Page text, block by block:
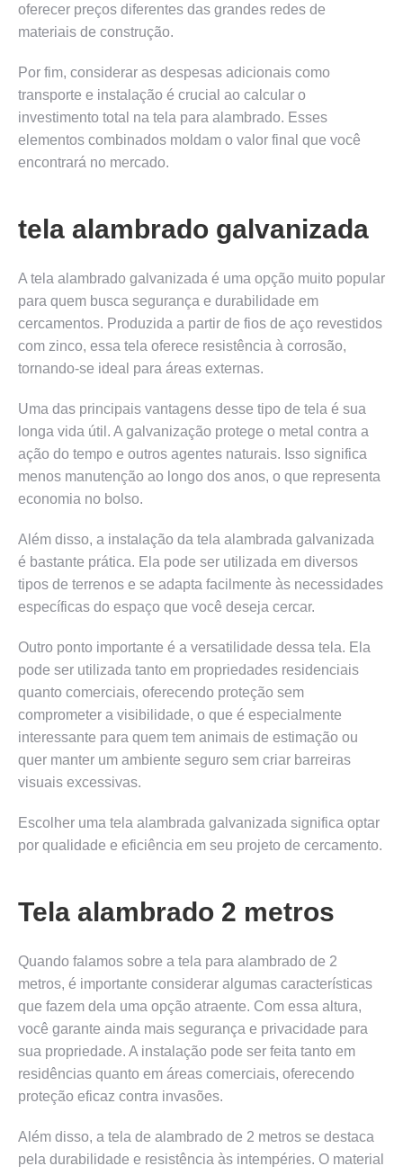
oferecer preços diferentes das grandes redes de
materiais de construção.
Por fim, considerar as despesas adicionais como
transporte e instalação é crucial ao calcular o
investimento total na tela para alambrado. Esses
elementos combinados moldam o valor final que você
encontrará no mercado.
tela alambrado galvanizada
A tela alambrado galvanizada é uma opção muito popular
para quem busca segurança e durabilidade em
cercamentos. Produzida a partir de fios de aço revestidos
com zinco, essa tela oferece resistência à corrosão,
tornando-se ideal para áreas externas.
Uma das principais vantagens desse tipo de tela é sua
longa vida útil. A galvanização protege o metal contra a
ação do tempo e outros agentes naturais. Isso significa
menos manutenção ao longo dos anos, o que representa
economia no bolso.
Além disso, a instalação da tela alambrada galvanizada
é bastante prática. Ela pode ser utilizada em diversos
tipos de terrenos e se adapta facilmente às necessidades
específicas do espaço que você deseja cercar.
Outro ponto importante é a versatilidade dessa tela. Ela
pode ser utilizada tanto em propriedades residenciais
quanto comerciais, oferecendo proteção sem
comprometer a visibilidade, o que é especialmente
interessante para quem tem animais de estimação ou
quer manter um ambiente seguro sem criar barreiras
visuais excessivas.
Escolher uma tela alambrada galvanizada significa optar
por qualidade e eficiência em seu projeto de cercamento.
Tela alambrado 2 metros
Quando falamos sobre a tela para alambrado de 2
metros, é importante considerar algumas características
que fazem dela uma opção atraente. Com essa altura,
você garante ainda mais segurança e privacidade para
sua propriedade. A instalação pode ser feita tanto em
residências quanto em áreas comerciais, oferecendo
proteção eficaz contra invasões.
Além disso, a tela de alambrado de 2 metros se destaca
pela durabilidade e resistência às intempéries. O material